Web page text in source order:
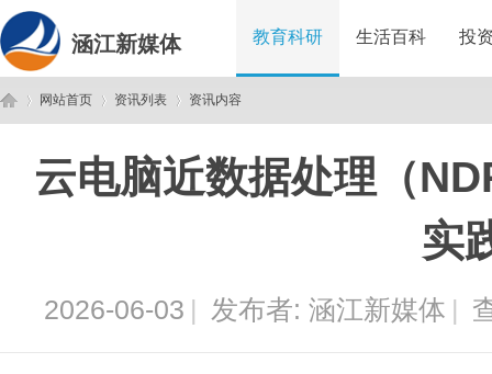
涵江新媒体 教育科研 生活百科 投
网站首页
›
资讯列表
›
资讯内容
云电脑近数据处理（
实
2026-06-03 | 发布者: 涵江新媒体 |